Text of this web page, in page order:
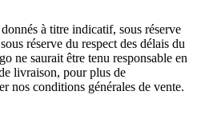
à titre indicatif, sous réserve
réserve du respect des délais du
ne saurait être tenu responsable en
livraison, pour plus de
nos conditions générales de vente.